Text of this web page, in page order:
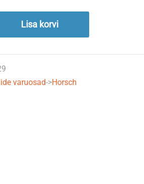
Lisa korvi
varuosad->Horsch